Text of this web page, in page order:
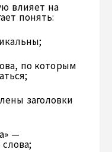
влияет на
понять:
по которым
заголовки
—